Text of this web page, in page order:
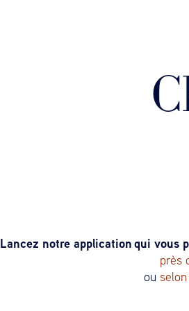
Lancez notre application qui vous
près
ou